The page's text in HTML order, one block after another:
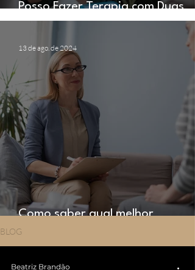
Posso Fazer Terapia com Duas
Psicólogas ao Mesmo Tempo?
Como saber qual melhor
abordagem do psicólogo?
13 de ago. de 2024
BLOG
Beatriz Brandão